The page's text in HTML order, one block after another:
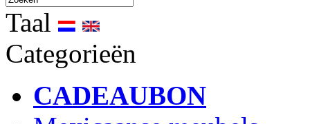
Taal
Categorieën
CADEAUBON